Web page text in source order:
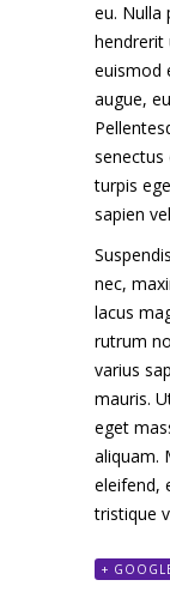
eu. Nulla
hendrerit
euismod
augue,
turpis
sapien
nec,
lacus
rutrum
varius
mauris.
eget
aliquam.
eleifend,
tristique
+